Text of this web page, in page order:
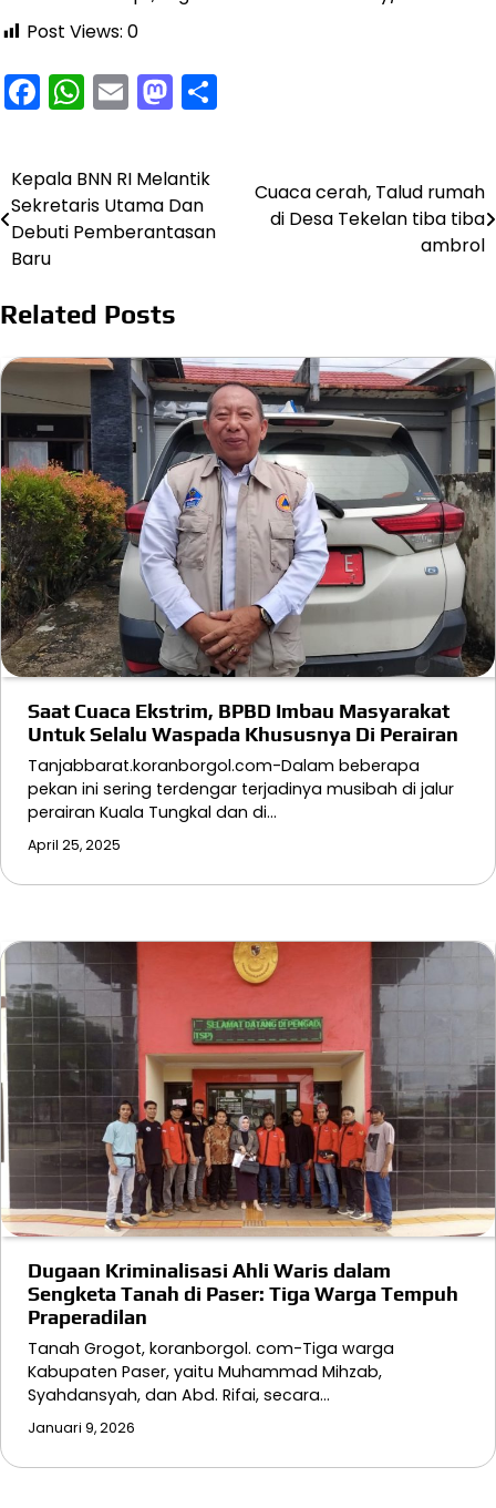
Post Views: 0
Facebook
WhatsApp
EmailMastodon
Navigasi
pos
Kepala BNN RI Melantik
Sekretaris Utama Dan
Debuti Pemberantasan
Baru
Cuaca cerah, Talud rumah
di Desa Tekelan tiba tiba
ambrol
Related Posts
Saat Cuaca Ekstrim, BPBD Imbau Masyarakat
Untuk Selalu Waspada Khususnya Di Perairan
Tanjabbarat.koranborgol.com-Dalam beberapa
pekan ini sering terdengar terjadinya musibah di jalur
perairan Kuala Tungkal dan di…
April 25, 2025
Dugaan Kriminalisasi Ahli Waris dalam
Sengketa Tanah di Paser: Tiga Warga Tempuh
Praperadilan
Tanah Grogot, koranborgol. com-Tiga warga
Kabupaten Paser, yaitu Muhammad Mihzab,
Syahdansyah, dan Abd. Rifai, secara…
Januari 9, 2026